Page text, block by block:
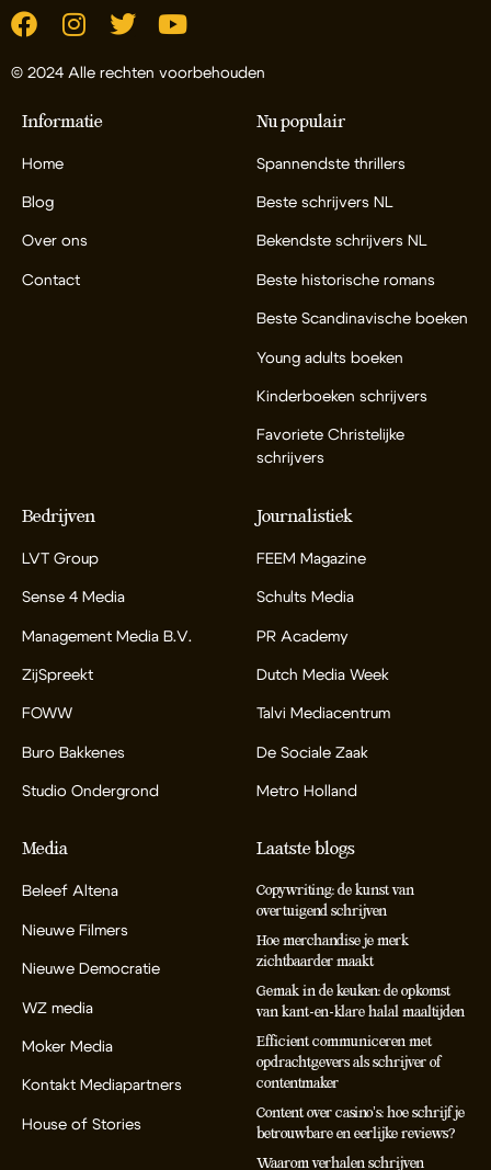
© 2024 Alle rechten voorbehouden
Informatie
Home
Blog
Over ons
Contact
Nu populair
Spannendste thrillers
Beste schrijvers NL
Bekendste schrijvers NL
Beste historische romans
Beste Scandinavische boeken
Young adults boeken
Kinderboeken schrijvers
Favoriete Christelijke
schrijvers
Bedrijven
LVT Group
Sense 4 Media
Management Media B.V.
ZijSpreekt
FOWW
Buro Bakkenes
Studio Ondergrond
Journalistiek
FEEM Magazine
Schults Media
PR Academy
Dutch Media Week
Talvi Mediacentrum
De Sociale Zaak
Metro Holland
Media
Beleef Altena
Nieuwe Filmers
Nieuwe Democratie
WZ media
Moker Media
Kontakt Mediapartners
House of Stories
Laatste blogs
Copywriting: de kunst van
overtuigend schrijven
Hoe merchandise je merk
zichtbaarder maakt
Gemak in de keuken: de opkomst
van kant-en-klare halal maaltijden
Efficient communiceren met
opdrachtgevers als schrijver of
contentmaker
Content over casino’s: hoe schrijf je
betrouwbare en eerlijke reviews?
Waarom verhalen schrijven